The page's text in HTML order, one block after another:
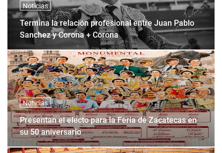
Noticias
Termina la relación profesional entre Juan Pablo
Sanchez y Corona + Corona
Noticias
Presentan el electo para la Feria de Zacatecas en
su 50 aniversario